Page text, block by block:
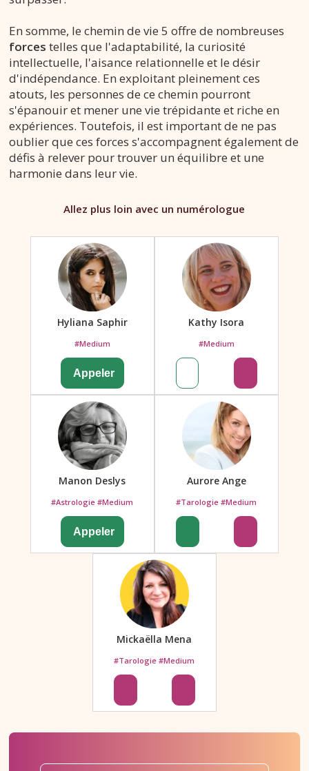
En somme, le chemin de vie 5 offre de nombreuses
forces telles que l'adaptabilité, la curiosité
intellectuelle, l'aisance relationnelle et le désir
d'indépendance. En exploitant pleinement ces
atouts, les personnes de ce chemin pourront
s'épanouir et mener une vie trépidante et riche en
expériences. Toutefois, il est important de ne pas
oublier que ces forces s'accompagnent également de
défis à relever pour trouver un équilibre et une
harmonie dans leur vie.
Allez plus loin avec un numérologue
Hyliana Saphir
#Medium
Kathy Isora
#Medium
Manon Deslys
#Astrologie #Medium
Aurore Ange
#Tarologie #Medium
Mickaëlla Mena
#Tarologie #Medium